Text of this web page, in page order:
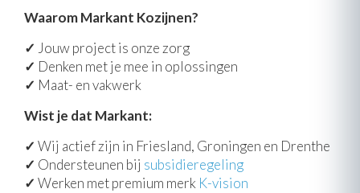
Waarom Markant Kozijnen?
✓ Jouw project is onze zorg
✓ Denken met je mee in oplossingen
✓ Maat- en vakwerk
Wist je dat Markant:
✓ Wij actief zijn in Friesland, Groningen en Drenthe
✓ Ondersteunen bij subsidieregeling
✓ Werken met premium merk K-vision